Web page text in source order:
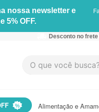
nossa newsletter e
5% OFF.
Desconto no frete
O que você busca?
Alimentação e